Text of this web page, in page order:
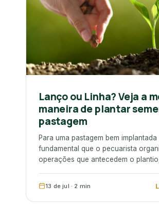
Lanço ou Linha? Veja a
maneira de plantar
pastagem
Para uma pastagem bem implantada
fundamental que o pecuarista
operações que antecedem o
13 de jul · 2 min